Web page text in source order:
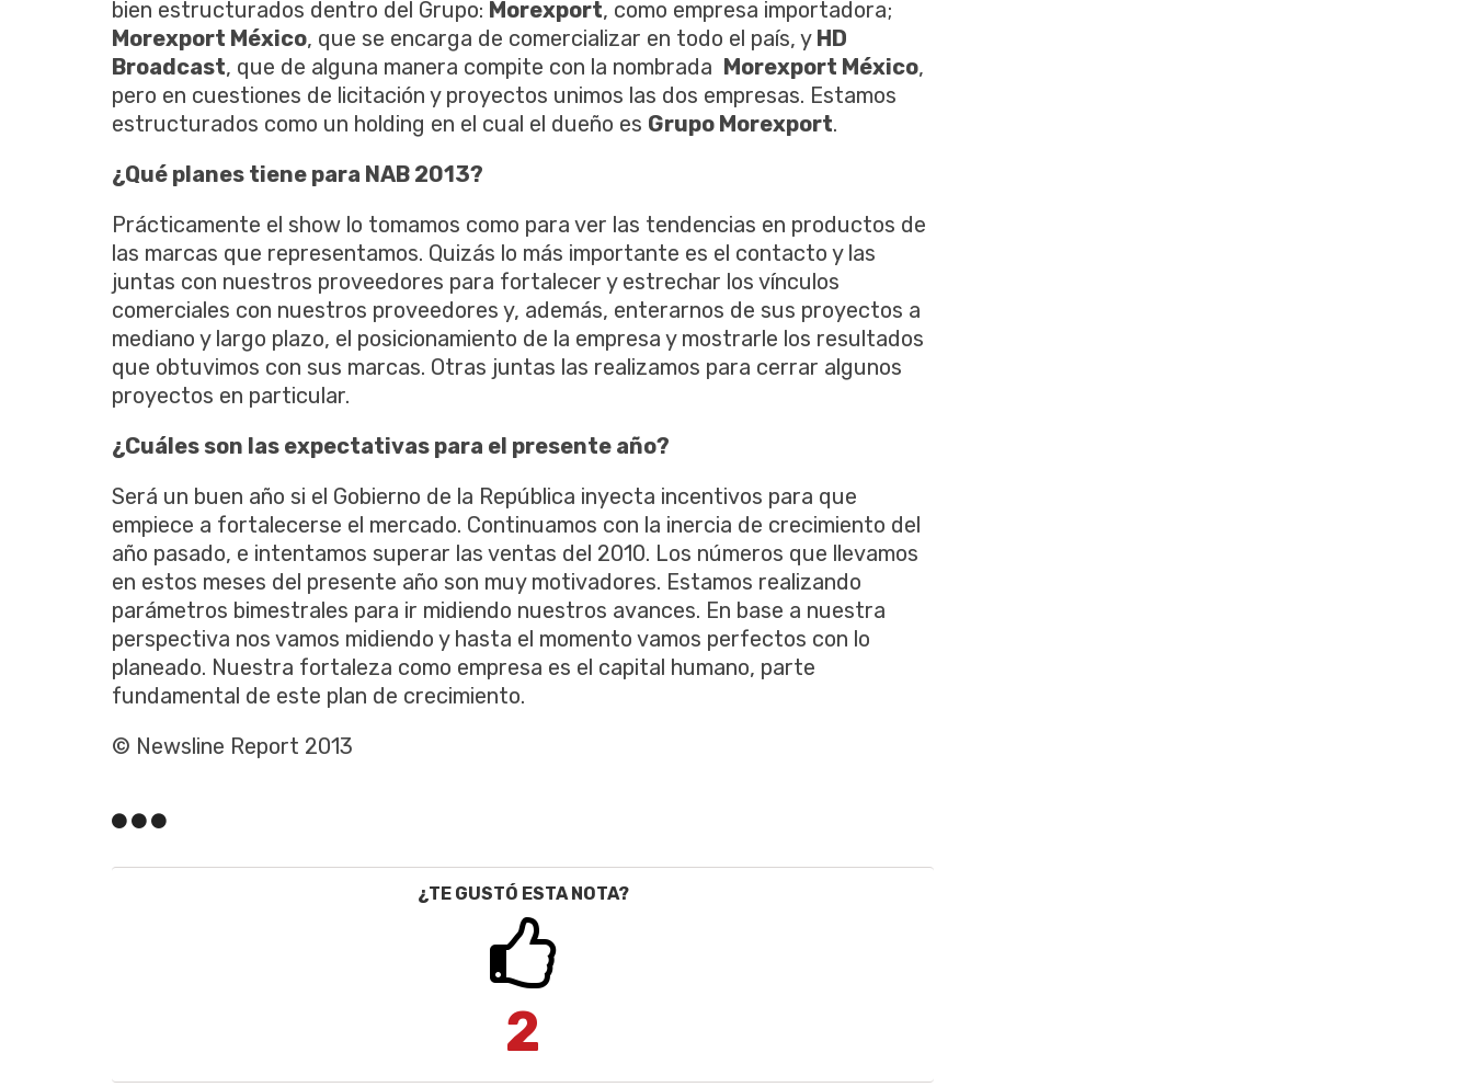
bien estructurados dentro del Grupo: Morexport, como empresa importadora;
Morexport México, que se encarga de comercializar en todo el país, y HD
Broadcast, que de alguna manera compite con la nombrada Morexport México,
pero en cuestiones de licitación y proyectos unimos las dos empresas. Estamos
estructurados como un holding en el cual el dueño es Grupo Morexport.
¿Qué planes tiene para NAB 2013?
Prácticamente el show lo tomamos como para ver las tendencias en productos de
las marcas que representamos. Quizás lo más importante es el contacto y las
juntas con nuestros proveedores para fortalecer y estrechar los vínculos
comerciales con nuestros proveedores y, además, enterarnos de sus proyectos a
mediano y largo plazo, el posicionamiento de la empresa y mostrarle los resultados
que obtuvimos con sus marcas. Otras juntas las realizamos para cerrar algunos
proyectos en particular.
¿Cuáles son las expectativas para el presente año?
Será un buen año si el Gobierno de la República inyecta incentivos para que
empiece a fortalecerse el mercado. Continuamos con la inercia de crecimiento del
año pasado, e intentamos superar las ventas del 2010. Los números que llevamos
en estos meses del presente año son muy motivadores. Estamos realizando
parámetros bimestrales para ir midiendo nuestros avances. En base a nuestra
perspectiva nos vamos midiendo y hasta el momento vamos perfectos con lo
planeado. Nuestra fortaleza como empresa es el capital humano, parte
fundamental de este plan de crecimiento.
© Newsline Report 2013
¿TE GUSTÓ ESTA NOTA?
2